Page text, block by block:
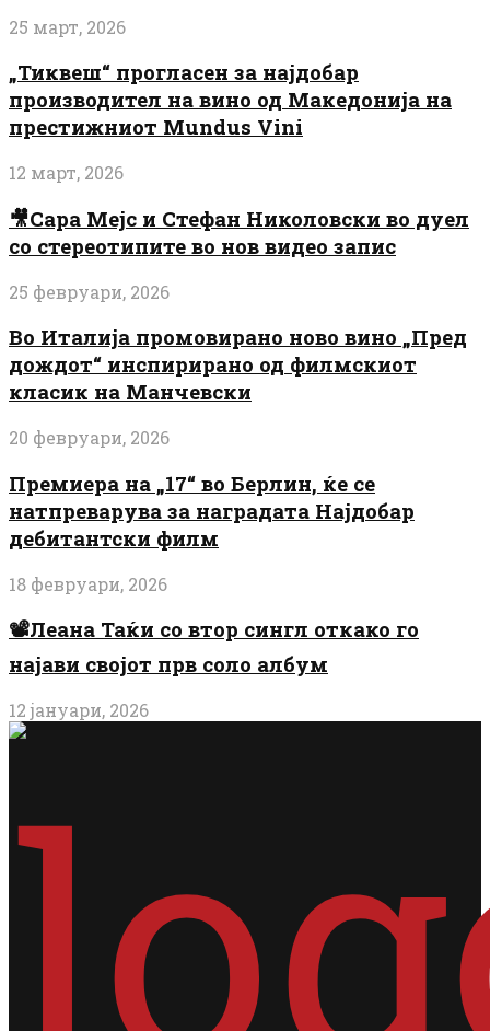
25 март, 2026
„Тиквеш“ прогласен за најдобар
производител на вино од Македонија на
престижниот Mundus Vini
12 март, 2026
🎥Сара Мејс и Стефан Николовски во дуел
со стереотипите во нов видео запис
25 февруари, 2026
Во Италија промовирано ново вино „Пред
дождот“ инспирирано од филмскиот
класик на Манчевски
20 февруари, 2026
Премиера на „17“ во Берлин, ќе се
натпреварува за наградата Најдобар
дебитантски филм
18 февруари, 2026
📽️Леана Таќи со втор сингл откако го
најави својот прв соло албум
12 јануари, 2026